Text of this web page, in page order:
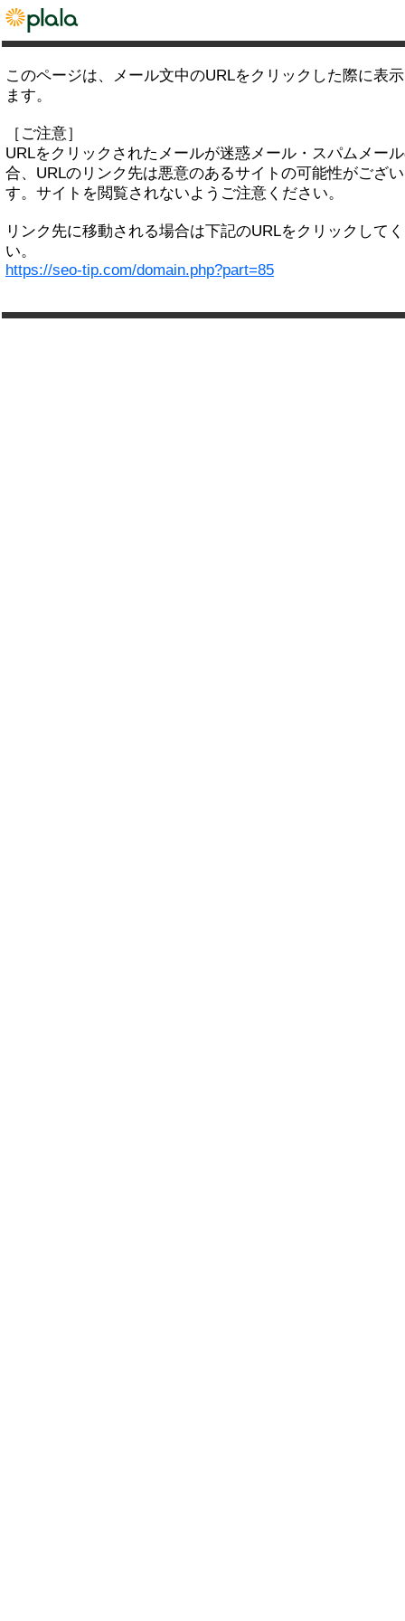
このページは、メール文中のURLをクリックした際に表
ます。
［ご注意］
URLをクリックされたメールが迷惑メール・スパムメー
合、URLのリンク先は悪意のあるサイトの可能性がござ
す。サイトを閲覧されないようご注意ください。
リンク先に移動される場合は下記のURLをクリックして
い。
https://seo-tip.com/domain.php?part=85